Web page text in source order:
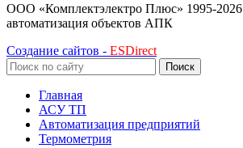
ООО «Комплектэлектро Плюс» 1995-2026
автоматизация объектов АПК
Создание сайтов - ESDirect
Поиск
Главная
АСУ ТП
Автоматизация предприятий
Термометрия